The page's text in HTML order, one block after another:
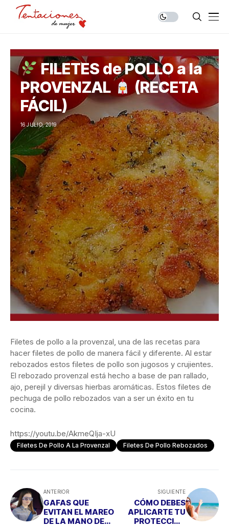
FILETES de POLLO a la
PROVENZAL
(RECETA
FÁCIL)
16 JULIO, 2019
Filetes de pollo a la provenzal, una de las recetas para
hacer filetes de pollo de manera fácil y diferente. Al estar
rebozados estos filetes de pollo son jugosos y crujientes.
El rebozado provenzal está hecho a base de pan rallado,
ajo, perejil y diversas hierbas aromáticas. Estos filetes de
pechuga de pollo rebozados van a ser un éxito en tu
cocina.
https://youtu.be/AkmeQIja-xU
Filetes De Pollo A La Provenzal Filetes De Pollo Rebozados
ANTERIOR
GAFAS QUE
EVITAN EL MAREO
DE LA MANO DE
SIGUIENTE
CÓMO DEBES
APLICARTE TU
PROTECCIÓN